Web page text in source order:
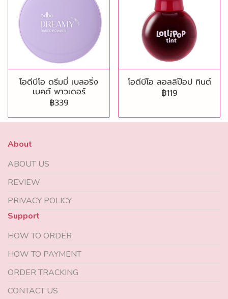
โอดีบีโอ ดรีมมี่ เบลอริ่ง
เบคด์ พาวเดอร์
฿339
โอดีบีโอ ลอลลิป๊อป ทินต์
฿119
About
ABOUT US
REVIEW
PRIVACY POLICY
Support
HOW TO ORDER
HOW TO PAYMENT
ORDER TRACKING
CONTACT US